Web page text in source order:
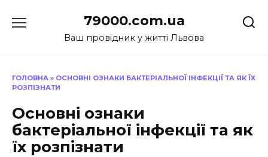
до
79000.com.ua
Ваш провідник у житті Львова
ГОЛОВНА » ОСНОВНІ ОЗНАКИ БАКТЕРІАЛЬНОЇ ІНФЕКЦІЇ ТА ЯК ЇХ
РОЗПІЗНАТИ
Основні ознаки
бактеріальної інфекції та як
їх розпізнати